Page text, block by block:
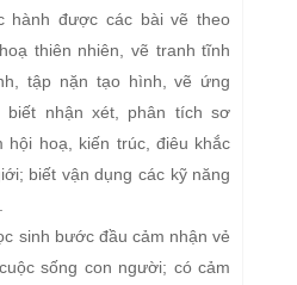
hành được các bài vẽ theo
thiên nhiên, vẽ tranh tĩnh
tập nặn tạo hình, vẽ ứng
biết nhận xét, phân tích sơ
hội hoạ, kiến trúc, điêu khắc
biết vận dụng các kỹ năng
sinh bước đầu cảm nhận vẻ
sống con người; có cảm